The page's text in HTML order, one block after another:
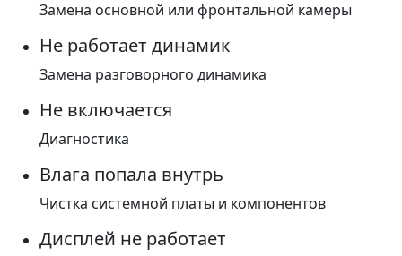
Замена основной или фронтальной камеры
Не работает динамик
Замена разговорного динамика
Не включается
Диагностика
Влага попала внутрь
Чистка системной платы и компонентов
Дисплей не работает